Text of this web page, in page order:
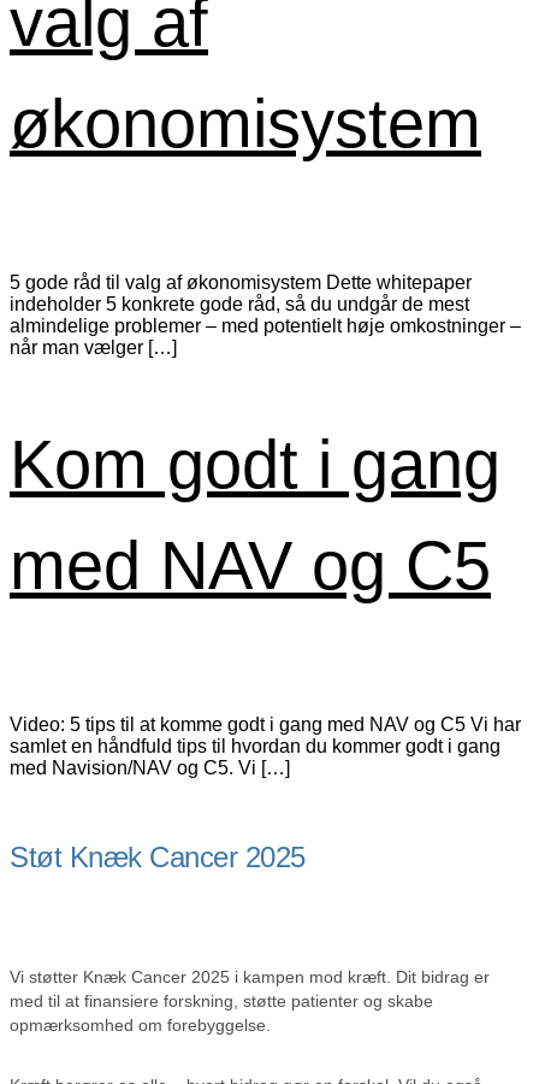
valg af
økonomisystem
5 gode råd til valg af økonomisystem Dette whitepaper
indeholder 5 konkrete gode råd, så du undgår de mest
almindelige problemer – med potentielt høje omkostninger –
når man vælger […]
Kom godt i gang
med NAV og C5
Video: 5 tips til at komme godt i gang med NAV og C5 Vi har
samlet en håndfuld tips til hvordan du kommer godt i gang
med Navision/NAV og C5. Vi […]
Støt Knæk Cancer 2025
Vi støtter Knæk Cancer 2025 i kampen mod kræft. Dit bidrag er
med til at finansiere forskning, støtte patienter og skabe
opmærksomhed om forebyggelse.